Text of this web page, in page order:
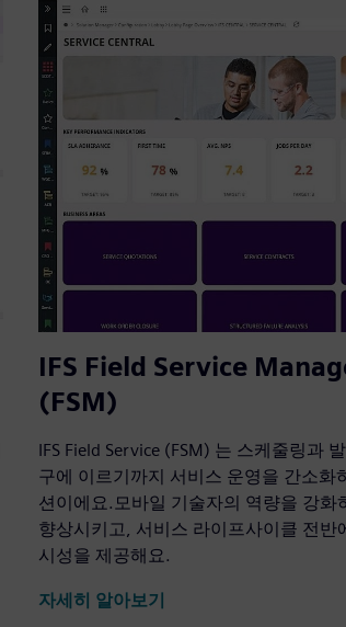
IFS Field Service
(FSM)
IFS Field Service (FSM) 는 스케줄링과
구에 이르기까지 서비스 운영을 간소화
션이에요.모바일 기술자의 역량을 강화
향상시키고, 서비스 라이프사이클 전반
시성을 제공해요.
자세히 알아보기